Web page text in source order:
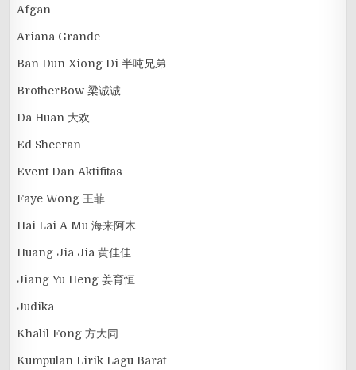
Afgan
Ariana Grande
Ban Dun Xiong Di 半吨兄弟
BrotherBow 梁诚诚
Da Huan 大欢
Ed Sheeran
Event Dan Aktifitas
Faye Wong 王菲
Hai Lai A Mu 海来阿木
Huang Jia Jia 黄佳佳
Jiang Yu Heng 姜育恒
Judika
Khalil Fong 方大同
Kumpulan Lirik Lagu Barat